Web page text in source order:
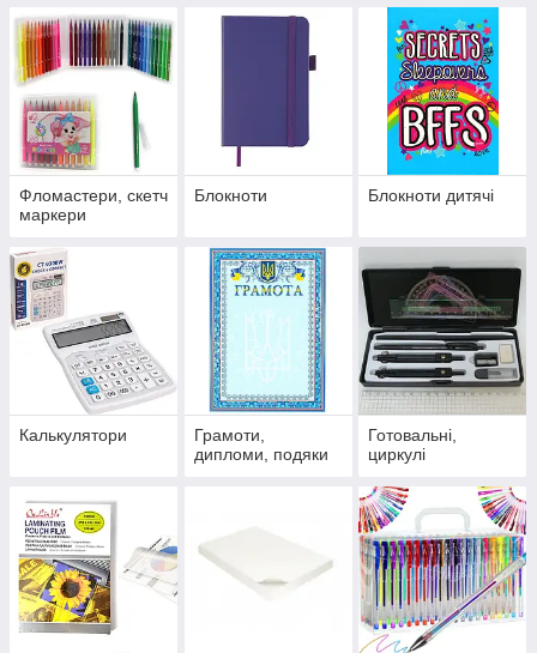
Фломастери, скетч
маркери
Блокноти Блокноти дитячі
Калькулятори
Грамоти,
дипломи, подяки
Готовальні,
циркулі